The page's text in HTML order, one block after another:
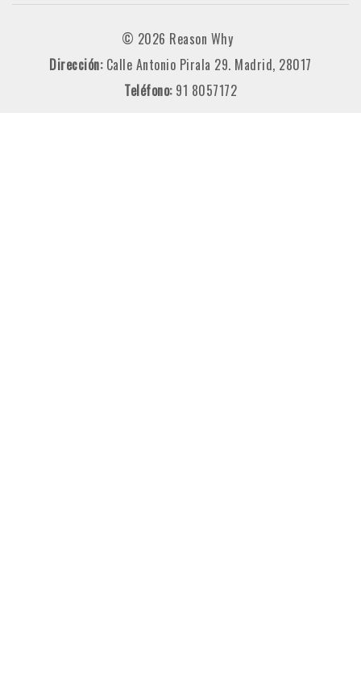
© 2026 Reason Why
Dirección: Calle Antonio Pirala 29. Madrid, 28017
Teléfono: 91 8057172